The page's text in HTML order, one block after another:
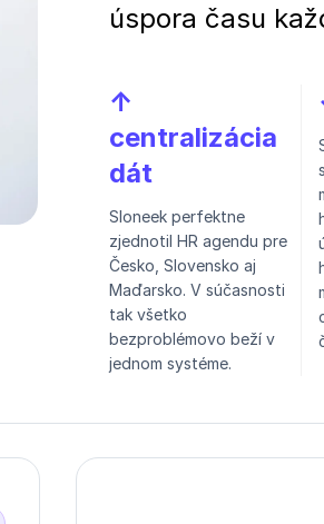
úspora času
↑
centralizácia
dát
Sloneek perfektne
zjednotil HR agendu pre
Česko, Slovensko aj
Maďarsko. V súčasnosti
tak všetko
bezproblémovo beží v
jednom systéme.